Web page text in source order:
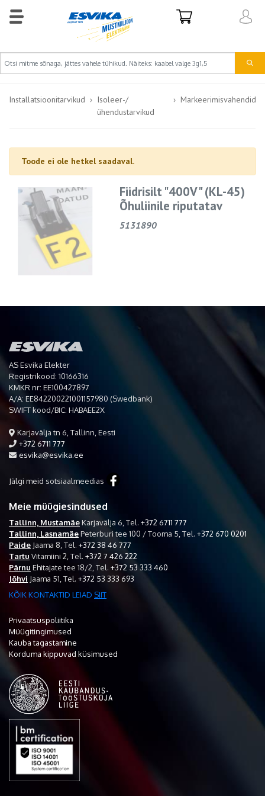
Installatsioonitarvikud
Isoleer-/
ühendustarvikud
Markeerimisvahendid
Toode ei ole hetkel saadaval.
Fiidrisilt "400V" (KL-45)
Õhuliinile riputatav
5131890
AS Esvika Elekter
Registrikood: 10166316
KMKR nr: EE100427897
A/A: EE842200221001157980 (Swedbank)
SWIFT kood/BIC: HABAEE2X
Karjavälja tn 6, Tallinn, Eesti
+372 6711 777
esvika@esvika.ee
Jälgi meid sotsiaalmeedias
Meie müügiesindused
Tallinn, MustamäeKarjavälja 6, Tel. +372 6711 777
Tallinn, LasnamäePeterburi tee 100 / Tooma 5, Tel. +372 670 0201
Paide Jaama 8, Tel. +372 38 46 777
Tartu Vitamiini 2, Tel. +372 7 426 222
Pärnu Ehitajate tee 18/2, Tel. +372 53 333 460
Jõhvi Jaama 51, Tel. +372 53 333 693
KÕIK KONTAKTID LEIAD SIIT
Privaatsuspoliitika
Müügitingimused
Kauba tagastamine
Korduma kippuvad küsimused